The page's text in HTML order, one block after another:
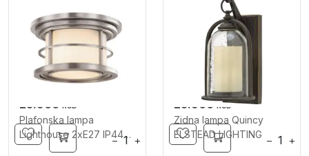
25.900 RSD
− +
25.900RSD
− +
Plafonska lampa
Lighthouse 2xE27 IP44
ELSTEAD LIGHTING
Zidna lampa Quincy
ELSTEAD LIGHTING